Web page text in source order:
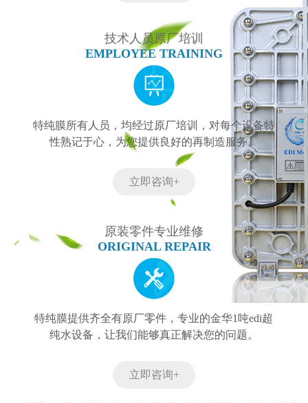
技术人员原厂培训
EMPLOYEE TRAINING
特纯膜所有人员，均经过原厂培训，对每个设备特
性熟记于心，为您提供良好的再制造服务。
立即咨询+
原装零件专业维修
ORIGINAL REPAIR
特纯膜提供齐全有原厂零件，专业的金华1吨edi超
纯水设备，让我们能够真正解决您的问题。
立即咨询+